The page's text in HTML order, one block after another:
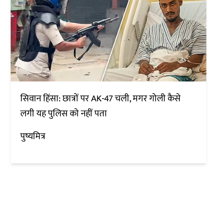
सिवान हिंसा: छात्रों पर AK-47 चली, मगर गोली कैसे
लगी यह पुलिस को नहीं पता
पुष्यमित्र